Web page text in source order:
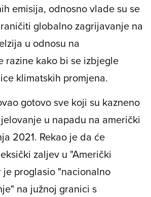
emisija, odnosno vlade su se
globalno zagrijavanje na
u odnosu na
razine kako bi se izbjegle
klimatskih promjena.
gotovo sve koji su kazneno
u napadu na američki
2021. Rekao je da će
zaljev u "Američki
je proglasio "nacionalno
na južnoj granici s